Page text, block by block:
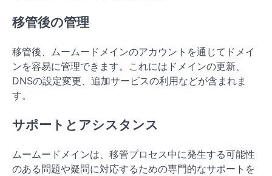
移管後の管理
移管後、ムームードメインのアカウントを通じてドメイ
ンを容易に管理できます。これにはドメインの更新、
DNSの設定変更、追加サービスの利用などが含まれま
す。
サポートとアシスタンス
ムームードメインは、移管プロセス中に発生する可能性
のある問題や疑問に対応するための専門的なサポートを